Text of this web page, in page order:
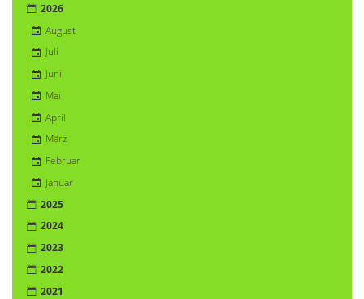
2026
August
Juli
Juni
Mai
April
März
Februar
Januar
2025
2024
2023
2022
2021